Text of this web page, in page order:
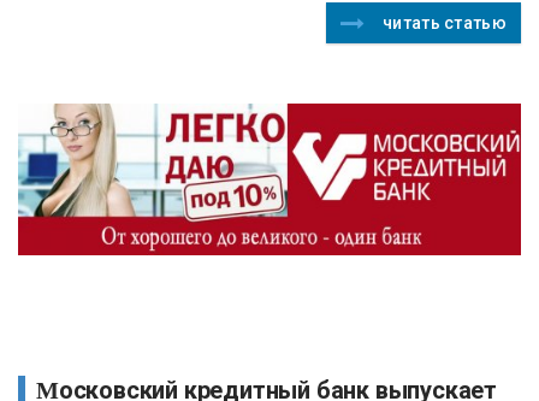
читать статью
Московский кредитный банк выпускает